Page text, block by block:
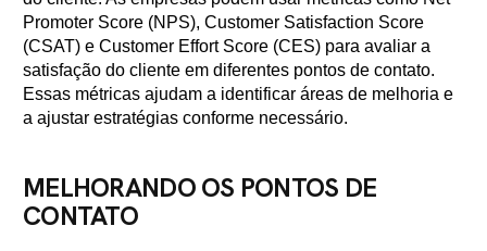
Promoter Score (NPS), Customer Satisfaction Score
(CSAT) e Customer Effort Score (CES) para avaliar a
satisfação do cliente em diferentes pontos de contato.
Essas métricas ajudam a identificar áreas de melhoria e
a ajustar estratégias conforme necessário.
MELHORANDO OS PONTOS DE
CONTATO